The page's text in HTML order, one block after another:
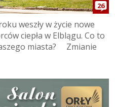
26
weszły w życie nowe
ciepła w Elblągu. Co to
miasta? Zmianie